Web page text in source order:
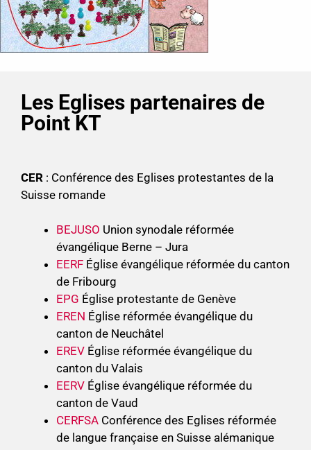
Les Eglises partenaires de
Point KT
CER : Conférence des Eglises protestantes de la
Suisse romande
BEJUSO Union synodale réformée
évangélique Berne – Jura
EERF Église évangélique réformée du canton
de Fribourg
EPG Église protestante de Genève
EREN Église réformée évangélique du
canton de Neuchâtel
EREV Église réformée évangélique du
canton du Valais
EERV Église évangélique réformée du
canton de Vaud
CERFSA Conférence des Eglises réformée
de langue française en Suisse alémanique